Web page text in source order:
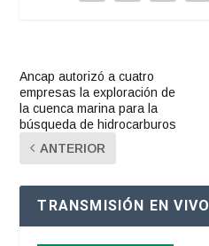
Ancap autorizó a cuatro
empresas la exploración de
la cuenca marina para la
búsqueda de hidrocarburos
ANTERIOR
TRANSMISIÓN EN VIVO